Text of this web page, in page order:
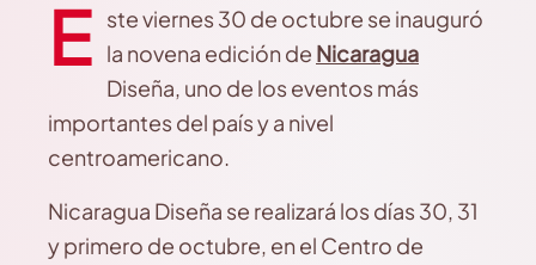
E ste viernes 30 de octubre se inauguró
la novena edición de Nicaragua
Diseña, uno de los eventos más
importantes del país y a nivel
centroamericano.
Nicaragua Diseña se realizará los días 30, 31
y primero de octubre, en el Centro de